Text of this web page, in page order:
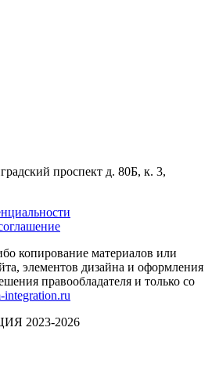
проспект д. 80Б, к. 3,
копирование материалов или
элементов дизайна и оформления
правообладателя и только со
integration.ru
2023-2026